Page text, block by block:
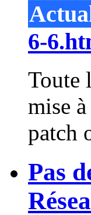
6-
Toute
mise
patch
Pas